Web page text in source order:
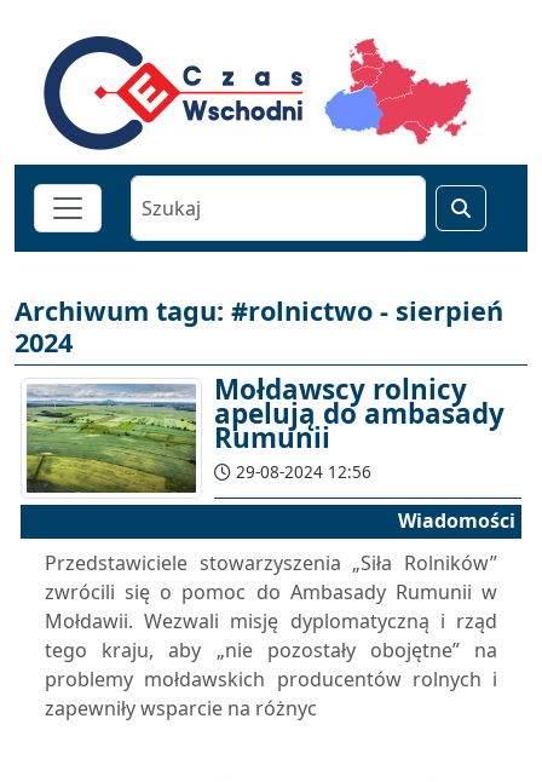
Archiwum tagu: #rolnictwo - sierpień
2024
Mołdawscy rolnicy
apelują do ambasady
Rumunii
29-08-2024 12:56
Wiadomości
Przedstawiciele stowarzyszenia „Siła Rolników”
zwrócili się o pomoc do Ambasady Rumunii w
Mołdawii. Wezwali misję dyplomatyczną i rząd
tego kraju, aby „nie pozostały obojętne” na
problemy mołdawskich producentów rolnych i
zapewniły wsparcie na różnyc